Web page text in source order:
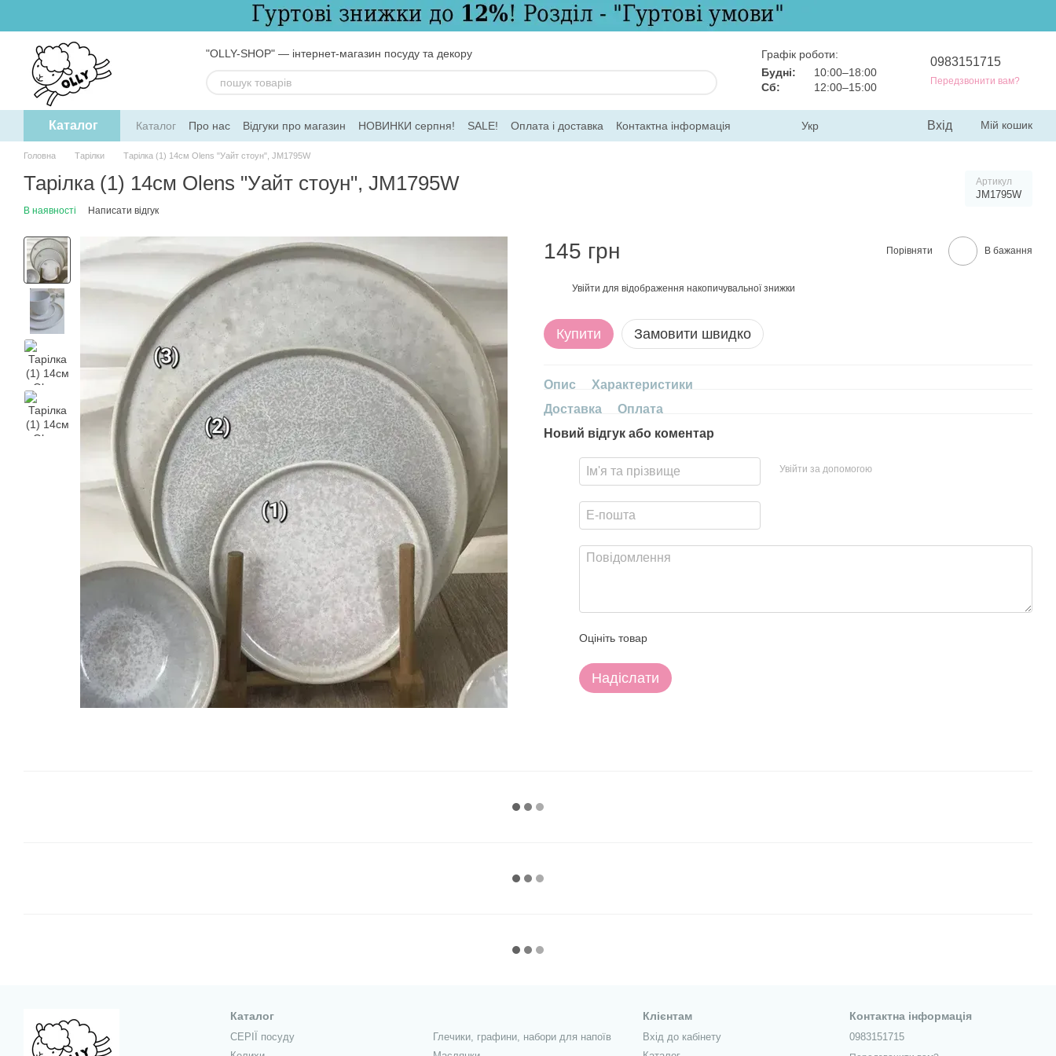
"OLLY-SHOP" — інтернет-магазин посуду та декору
Графік роботи:
Будні:
10:00–18:00
Сб:
12:00–15:00
0983151715
Передзвонити вам?
Каталог Каталог Про нас Відгуки про магазин НОВИНКИ серпня! SALE! Оплата і доставка
Контактна інформація
Обмін та повернення
Угода користувача Договір ПО Для гуртових замовлень
Укр Вхід Мій кошик
Головна Тарілки Тарілка (1) 14см Olens "Уайт стоун", JM1795W
Тарілка (1) 14см Olens "Уайт стоун", JM1795W Артикул
JM1795W
В наявності Написати відгук
145 грн Порівняти В бажання
Увійти для відображення накопичувальної знижки
Купити Замовити швидко
Опис
Характеристики
Доставка
Оплата
Новий відгук або коментар
Увійти за допомогою
Оцініть товар
Надіслати
Каталог
СЕРІЇ посуду
Глечики, графини, набори для напоїв
Клієнтам
Вхід до кабінету
Контактна інформація
0983151715